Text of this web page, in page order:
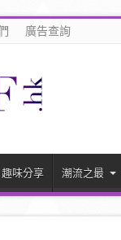
廣告查詢
趣味分享 潮流之最